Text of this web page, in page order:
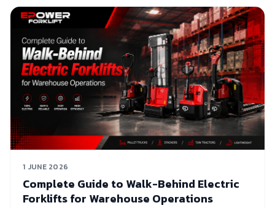
1 JUNE 2026
Complete Guide to Walk-Behind Electric
Forklifts for Warehouse Operations